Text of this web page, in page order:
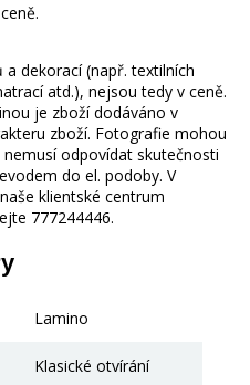
dekorací (např. textilních
atd.), nejsou tedy v ceně.
je zboží dodáváno v
zboží. Fotografie mohou
odpovídat skutečnosti
do el. podoby. V
klientské centrum
777244446.
Lamino
Klasické otvírání